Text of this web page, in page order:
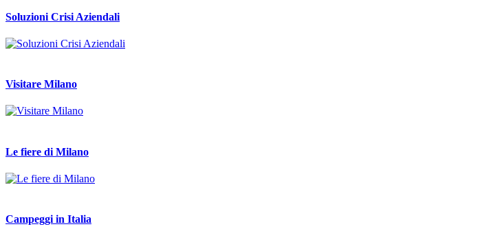
Soluzioni Crisi Aziendali
Visitare Milano
Le fiere di Milano
Campeggi in Italia